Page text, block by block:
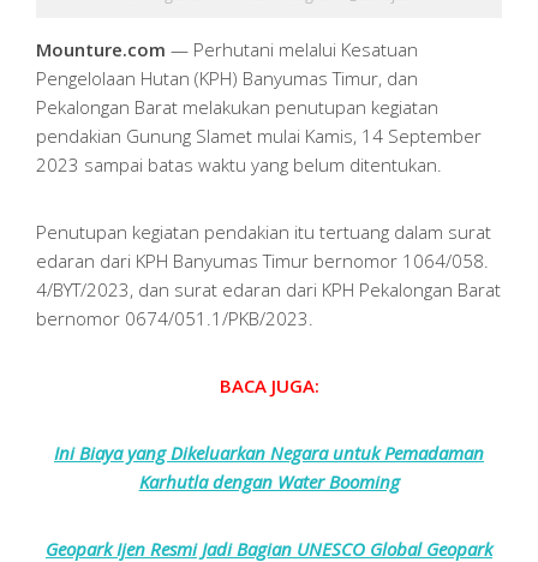
Mounture.com — Perhutani melalui Kesatuan
Pengelolaan Hutan (KPH) Banyumas Timur, dan
Pekalongan Barat melakukan penutupan kegiatan
pendakian Gunung Slamet mulai Kamis, 14 September
2023 sampai batas waktu yang belum ditentukan.
Penutupan kegiatan pendakian itu tertuang dalam surat
edaran dari KPH Banyumas Timur bernomor 1064/058.
4/BYT/2023, dan surat edaran dari KPH Pekalongan Barat
bernomor 0674/051.1/PKB/2023.
BACA JUGA:
Ini Biaya yang Dikeluarkan Negara untuk Pemadaman
Karhutla dengan Water Booming
Geopark Ijen Resmi Jadi Bagian UNESCO Global Geopark